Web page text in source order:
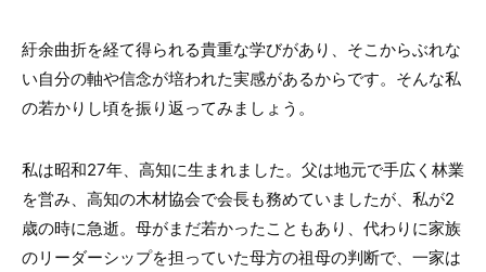
紆余曲折を経て得られる貴重な学びがあり、そこからぶれな
い自分の軸や信念が培われた実感があるからです。そんな私
の若かりし頃を振り返ってみましょう。
私は昭和27年、高知に生まれました。父は地元で手広く林業
を営み、高知の木材協会で会長も務めていましたが、私が2
歳の時に急逝。母がまだ若かったこともあり、代わりに家族
のリーダーシップを担っていた母方の祖母の判断で、一家は